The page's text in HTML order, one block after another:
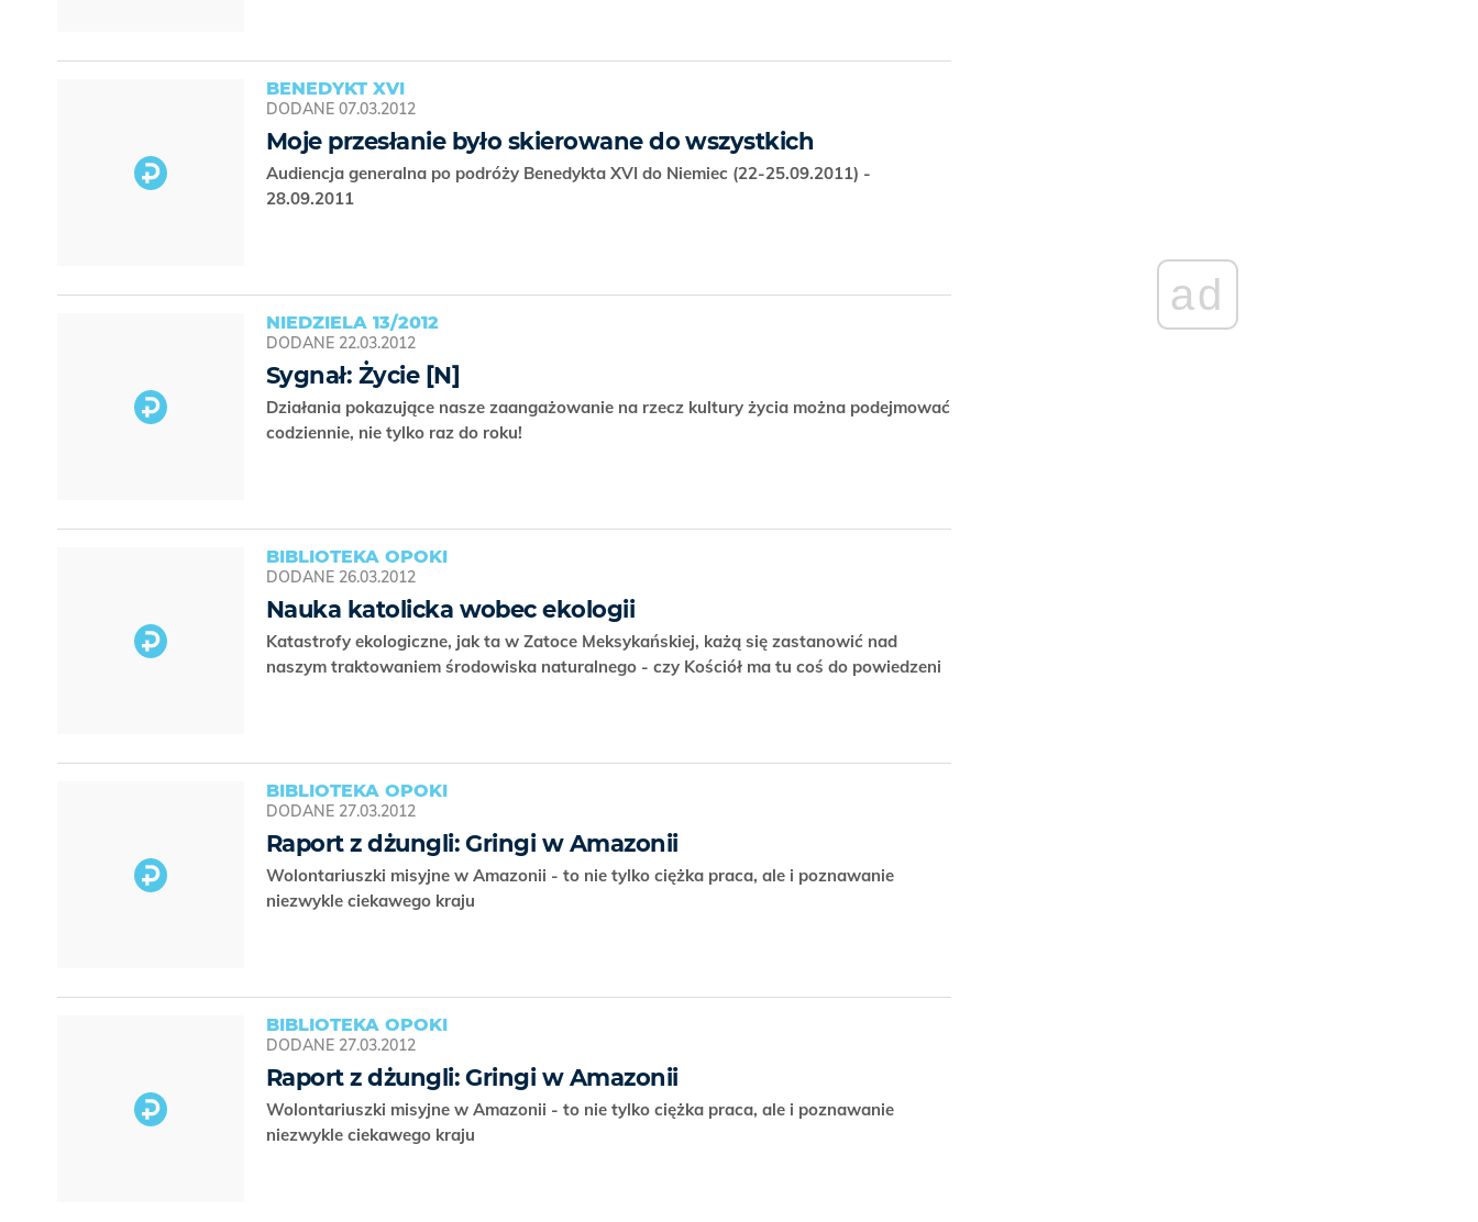
BENEDYKT XVI
DODANE 07.03.2012
Moje przesłanie było skierowane do wszystkich
Audiencja generalna po podróży Benedykta XVI do Niemiec (22-25.09.2011) -
28.09.2011
NIEDZIELA 13/2012
DODANE 22.03.2012
Sygnał: Życie [N]
Działania pokazujące nasze zaangażowanie na rzecz kultury życia można podejmować
codziennie, nie tylko raz do roku!
BIBLIOTEKA OPOKI
DODANE 26.03.2012
Nauka katolicka wobec ekologii
Katastrofy ekologiczne, jak ta w Zatoce Meksykańskiej, każą się zastanowić nad
naszym traktowaniem środowiska naturalnego - czy Kościół ma tu coś do powiedzeni
BIBLIOTEKA OPOKI
DODANE 27.03.2012
Raport z dżungli: Gringi w Amazonii
Wolontariuszki misyjne w Amazonii - to nie tylko ciężka praca, ale i poznawanie
niezwykle ciekawego kraju
BIBLIOTEKA OPOKI
DODANE 27.03.2012
Raport z dżungli: Gringi w Amazonii
Wolontariuszki misyjne w Amazonii - to nie tylko ciężka praca, ale i poznawanie
niezwykle ciekawego kraju
ad